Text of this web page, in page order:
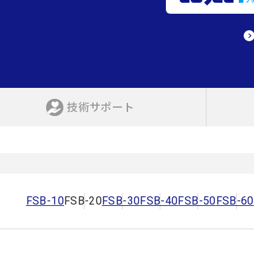
技術サポート
FSB-10FSB-20FSB-30FSB-40FSB-50FSB-60